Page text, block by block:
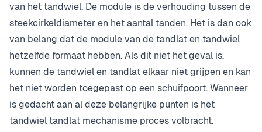
van het tandwiel. De module is de verhouding tussen de
steekcirkeldiameter en het aantal tanden. Het is dan ook
van belang dat de module van de tandlat en tandwiel
hetzelfde formaat hebben. Als dit niet het geval is,
kunnen de tandwiel en tandlat elkaar niet grijpen en kan
het niet worden toegepast op een schuifpoort. Wanneer
is gedacht aan al deze belangrijke punten is het
tandwiel tandlat mechanisme proces volbracht.